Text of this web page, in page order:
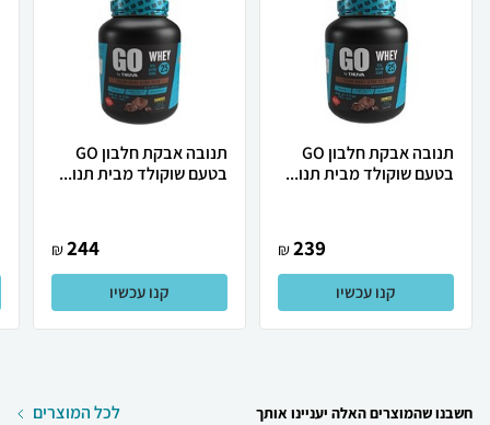
תנובה אבקת חלבון GO
בטעם שוקולד מבית תנו...
239
₪
קנו עכשיו
תנובה אבקת חלבון GO
בטעם שוקולד מבית תנו...
244
₪
קנו עכשיו
חשבנו שהמוצרים האלה יעניינו אותך לכל המוצרים